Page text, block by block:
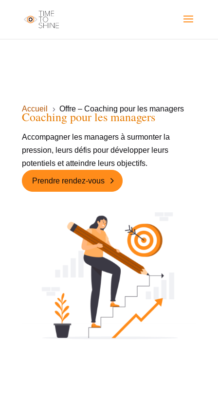
Accueil 5 Offre – Coaching pour les managers
Coaching pour les managers
Accompagner les managers à surmonter la
pression, leurs défis pour développer leurs
potentiels et atteindre leurs objectifs.
Prendre rendez-vous